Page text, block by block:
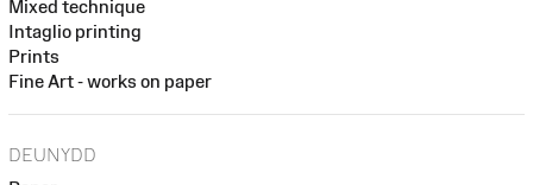
Mixed technique
Intaglio printing
Prints
Fine Art - works on paper
DEUNYDD